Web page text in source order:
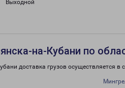
Выходной
на-Кубани по
доставка грузов осуществляется в